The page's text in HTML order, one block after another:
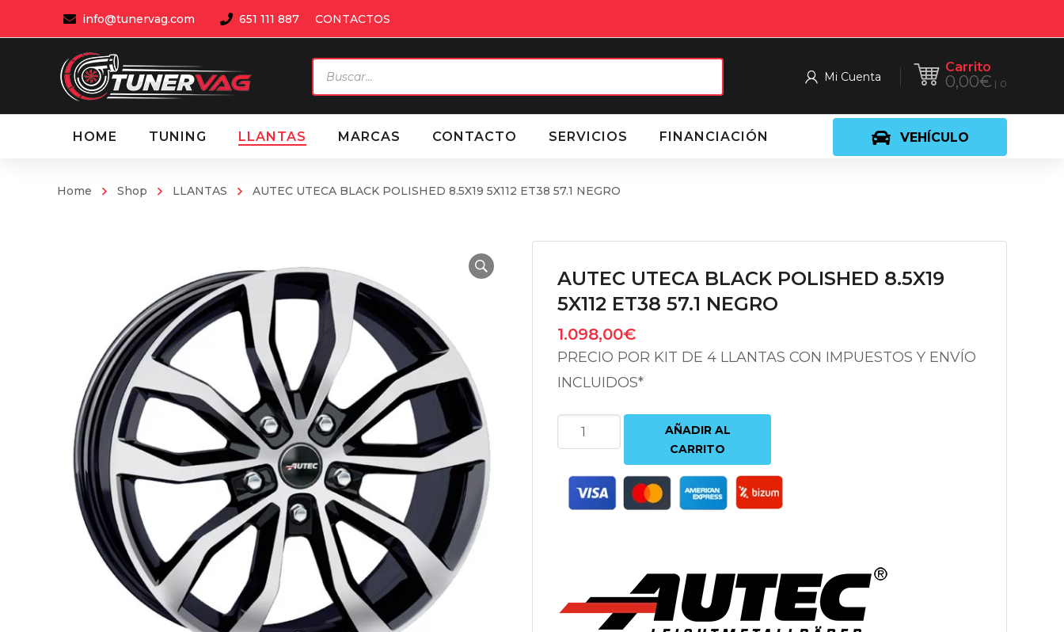
info@tunervag.com 651 111 887 CONTACTOS
Carrito
0,00€ 0
Mi Cuenta
de
productos
VEHÍCULO
HOME TUNING LLANTAS MARCAS CONTACTO SERVICIOS FINANCIACIÓN
Home Shop LLANTAS AUTEC UTECA BLACK POLISHED 8.5X19 5X112 ET38 57.1 NEGRO
AUTEC UTECA BLACK POLISHED 8.5X19
5X112 ET38 57.1 NEGRO
1.098,00€
PRECIO POR KIT DE 4 LLANTAS CON IMPUESTOS Y ENVÍO
INCLUIDOS*
AUTEC
UTECA
POLISHED
8.5X19
NEGRO
cantidad
AÑADIR AL
CARRITO